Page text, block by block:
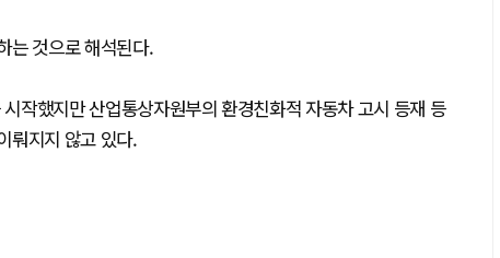
는 것으로 해석된다.
작했지만 산업통상자원부의 환경친화적 자동차 고시 등재 등
뤄지지 않고 있다.